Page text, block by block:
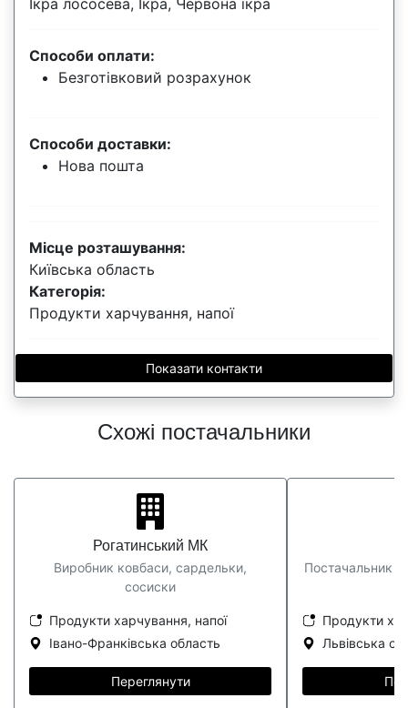
Ікра лососева, Ікра, Червона ікра
Способи оплати:
Безготівковий розрахунок
Способи доставки:
Нова пошта
Місце розташування:
Київська область
Категорія:
Продукти харчування, напої
Показати контакти
Схожі постачальники
Рогатинський МК
Виробник ковбаси, сардельки,
сосиски
Продукти харчування, напої
Івано-Франківська область
Переглянути
Постачальник
Продукти
Львівська